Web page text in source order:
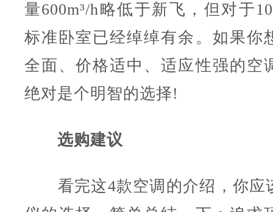
量600m³/h略低于新飞，但对于
标准卧室已经绰绰有余。如果你
全面、价格适中、适应性强的空
绝对是个明智的选择!
选购建议
看完这4款空调的介绍，你应